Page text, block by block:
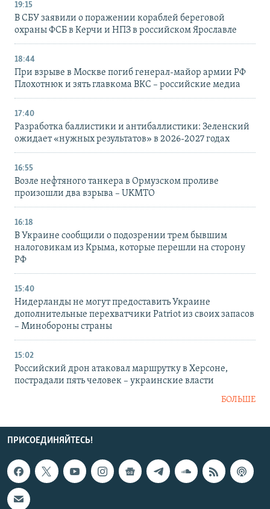
19:15
В СБУ заявили о поражении кораблей береговой
охраны ФСБ в Керчи и НПЗ в российском Ярославле
18:44
При взрыве в Москве погиб генерал-майор армии РФ
Плохотнюк и зять главкома ВКС – российские медиа
17:40
Разработка баллистики и антибаллистики: Зеленский
ожидает «нужных результатов» в 2026-2027 годах
16:55
Возле нефтяного танкера в Ормузском проливе
произошли два взрыва – UKMTO
16:18
В Украине сообщили о подозрении трем бывшим
налоговикам из Крыма, которые перешли на сторону
РФ
15:40
Нидерланды не могут предоставить Украине
дополнительные перехватчики Patriot из своих запасов
– Минобороны страны
15:02
Российский дрон атаковал маршрутку в Херсоне,
пострадали пять человек – украинские власти
БОЛЬШЕ
ПРИСОЕДИНЯЙТЕСЬ!